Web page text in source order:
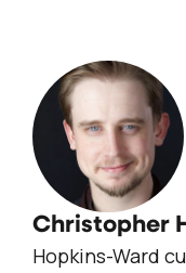
Christopher
Hopkins-Ward